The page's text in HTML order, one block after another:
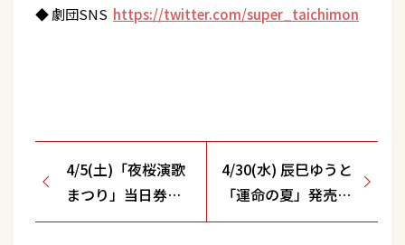
◆ 劇団SNS https://twitter.com/super_taichimon
4/5(土)「夜桜演歌
まつり」当日券販
売のお知らせ
4/30(水) 辰巳ゆうと
「運命の夏」発売記
念ミニライブキャン